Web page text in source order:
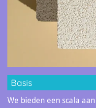
Basis
We bieden een scala